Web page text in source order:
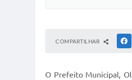
COMPARTILHAR
O Prefeito Municipal,